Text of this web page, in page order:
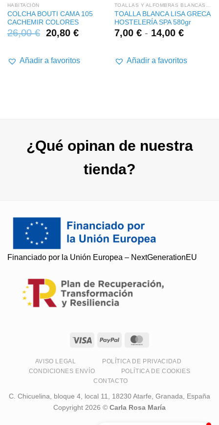
HABITACIÓN
COLCHA BOUTI CAMA 105
CACHEMIR COLORES
26,00€ 20,80 €
Añadir a favoritos
TOALLAS Y ALFOMBRAS BLANCAS HOSTELERÍA
TOALLA BLANCA LISA GRECA
HOSTELERÍA SPA 580gr
7,00 € - 14,00 €Rango
desde
Añadir a favoritos
¿Qué opinan de nuestra
tienda?
Financiado por la Unión Europea – NextGenerationEU
AVISO LEGAL
POLÍTICA DE PRIVACIDAD
CONDICIONES ENVÍO
POLÍTICA DE COOKIES
CONTACTO
C. Chicuelina, bloque 4, local 11, 18230 Atarfe, Granada, España
Copyright 2026 © Carla Rosa María
Soy Paqui, ¿Te ayudo?
Resuelvo todas tus preguntas